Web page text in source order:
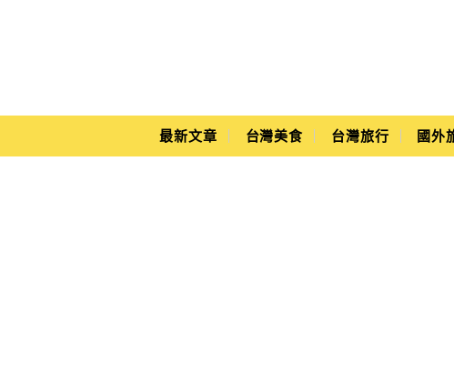
Yuki's Life
Main Menu
最新文章 台灣美食 台灣旅行 國外